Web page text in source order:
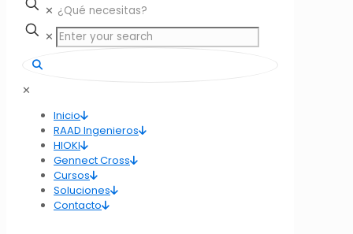
✕
✕
✕
Inicio
RAAD Ingenieros
HIOKI
Gennect Cross
Cursos
Soluciones
Contacto